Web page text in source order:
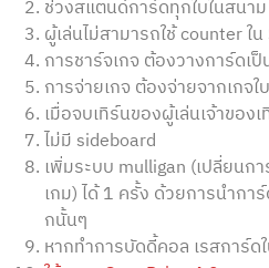
ช่วงสแตนด์การ์ดทุกใบในสนา
ผู้เล่นไม่สามารถใช้ counter ใ
การชาร์จเกจ ต้องวางการ์ดเ
การจ่ายเกจ ต้องจ่ายจากเกจ
เมื่อจบเทิร์นของผู้เล่นเจ้าขอ
ไม่มี sideboard
เพิ่มระบบ mulligan (เปลี่ยนก
เกม) ได้ 1 ครั้ง ด้วยการนำก
กนั้นๆ
หากทำการบัดดี้คอล เรสการ์